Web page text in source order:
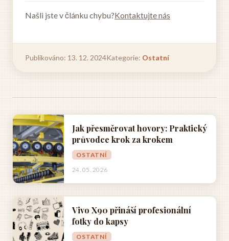
Našli jste v článku chybu?Kontaktujte nás
Publikováno: 13. 12. 2024Kategorie: Ostatní
Jak přesměrovat hovory: Praktický
průvodce krok za krokem
OSTATNÍ
24. 05. 2026
Vivo X90 přináší profesionální
fotky do kapsy
OSTATNÍ